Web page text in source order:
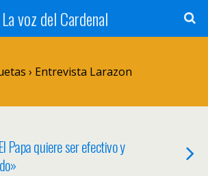
La voz del Cardenal
› Entrevista Larazon
Papa quiere ser efectivo y